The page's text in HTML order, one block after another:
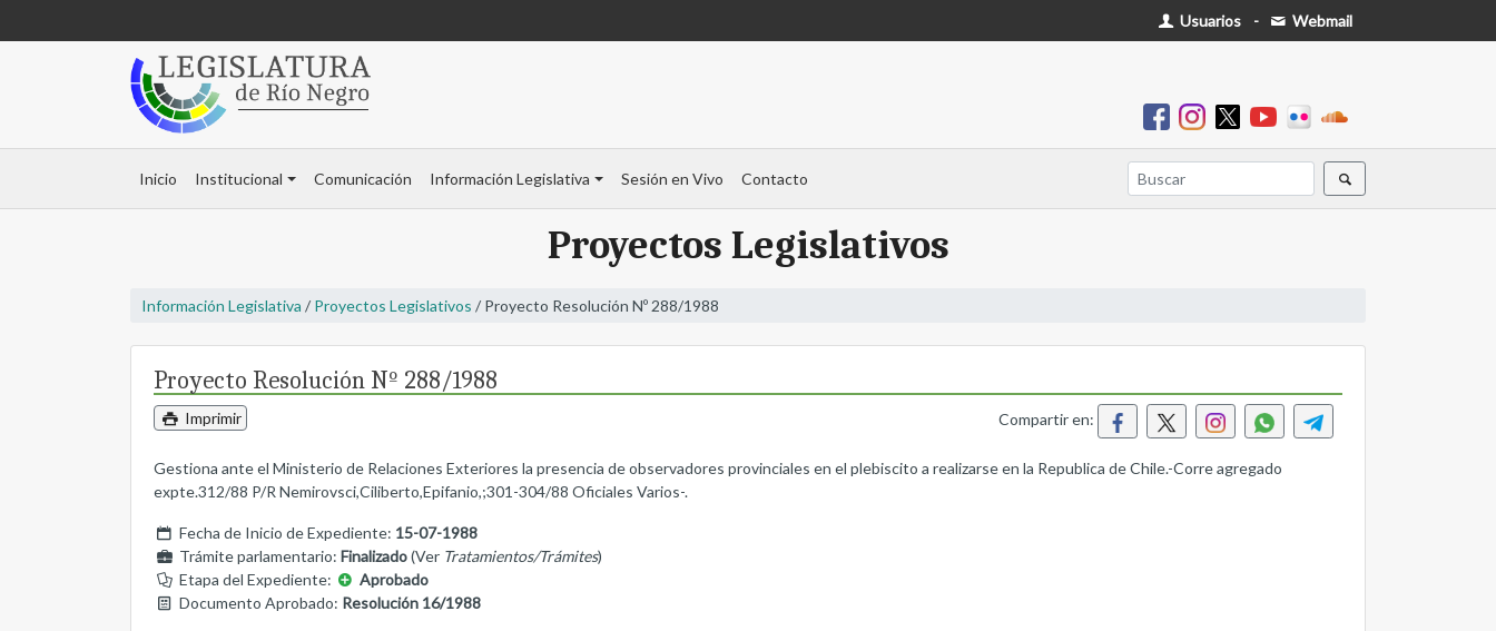
Usuarios - Webmail
Inicio Institucional Comunicación Información Legislativa Sesión en Vivo Contacto
Proyectos Legislativos
Información Legislativa / Proyectos Legislativos / Proyecto Resolución Nº 288/1988
Proyecto Resolución Nº 288/1988
Imprimir Compartir en:
Gestiona ante el Ministerio de Relaciones Exteriores la presencia de observadores provinciales en el plebiscito a realizarse en la Republica de Chile.-Corre agregado
expte.312/88 P/R Nemirovsci,Ciliberto,Epifanio,;301-304/88 Oficiales Varios-.
Fecha de Inicio de Expediente: 15-07-1988
Trámite parlamentario: Finalizado(Ver Tratamientos/Trámites)
Etapa del Expediente:
Aprobado
Documento Aprobado: Resolución 16/1988